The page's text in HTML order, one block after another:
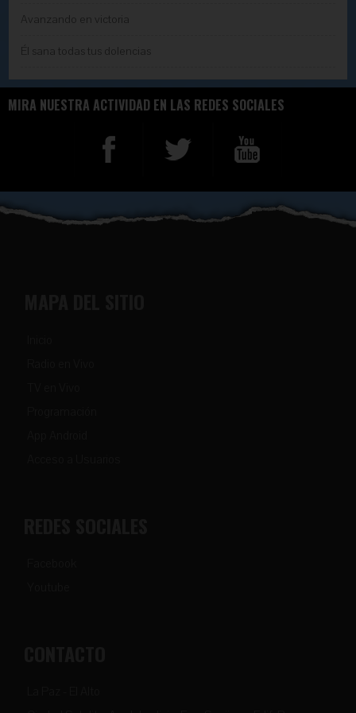
Avanzando en victoria
Él sana todas tus dolencias
MIRA NUESTRA ACTIVIDAD EN LAS REDES SOCIALES